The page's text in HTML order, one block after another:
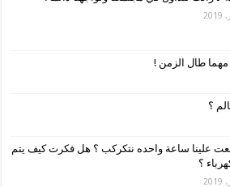
مهما طال الزمن !
؟
علينا ساعة واحده نتكركب ؟ هل فكرت كيف يتم
؟